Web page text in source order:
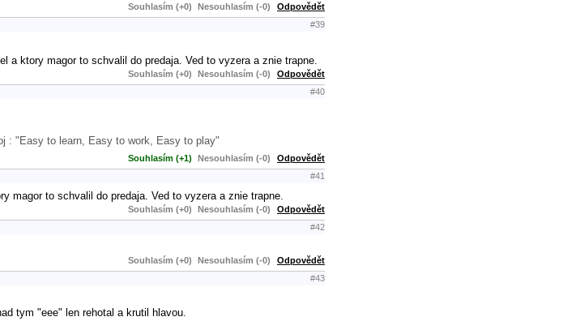
Souhlasím (+0)
Nesouhlasím (-0) Odpovědět
#39
ktory magor to schvalil do predaja. Ved to vyzera a znie trapne.
Souhlasím (+0) Nesouhlasím (-0) Odpovědět
#40
: "Easy to learn, Easy to work, Easy to play"
Souhlasím (+1) Nesouhlasím (-0) Odpovědět
#41
to schvalil do predaja. Ved to vyzera a znie trapne.
Souhlasím (+0) Nesouhlasím (-0) Odpovědět
#42
Souhlasím (+0)
Nesouhlasím (-0) Odpovědět
#43
tym "eee" len rehotal a krutil hlavou.